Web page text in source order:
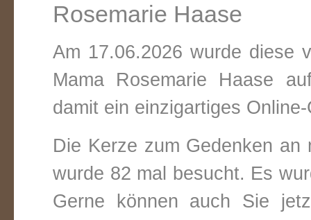
Rosemarie Haase
Am 17.06.2026 wurde diese
Mama Rosemarie Haase
damit ein einzigartiges
Die Kerze zum Gedenken an
wurde 82 mal besucht. Es
Gerne können auch Sie